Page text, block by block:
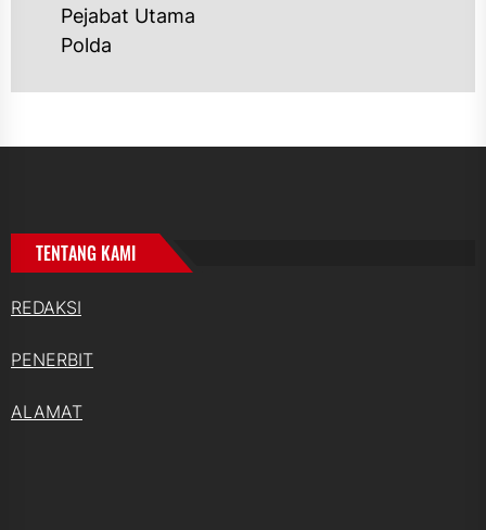
Pejabat Utama
Polda
TENTANG KAMI
REDAKSI
PENERBIT
ALAMAT